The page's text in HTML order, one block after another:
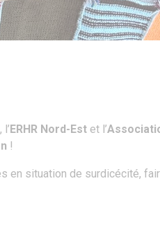
, l’ ERHR Nord-Estet l’
!
en situation de surdicécité,